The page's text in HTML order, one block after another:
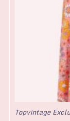
Topvintage